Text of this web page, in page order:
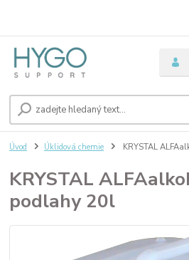
Úvod Úklidová chemie KRYSTAL
KRYSTAL
podlahy 20l